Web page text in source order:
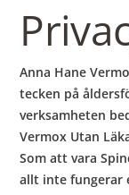
Anna Hane
tecken på
verksamheten
Vermox Utan
Som att vara
allt inte fungerar